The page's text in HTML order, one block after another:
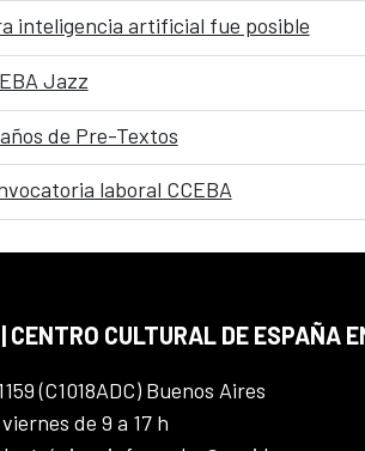
inteligencia artificial fue posible
Jazz
de Pre-Textos
laboral CCEBA
CENTRO CULTURAL DE ESPAÑA
(C1018ADC) Buenos Aires
de 9 a 17 h